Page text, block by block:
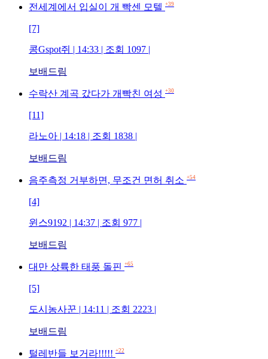
전세계에서 입실이 개 빡센 모텔 +39
[7]
콩Gspot쥐 | 14:33 | 조회 1097 |
보배드림
수락산 계곡 갔다가 개빡친 여성 +30
[11]
라노아 | 14:18 | 조회 1838 |
보배드림
음주측정 거부하면, 무조건 면허 취소 +54
[4]
윈스9192 | 14:37 | 조회 977 |
보배드림
대만 상륙한 태풍 돌핀 +65
[5]
도시농사꾼 | 14:11 | 조회 2223 |
보배드림
털레반들 보거라!!!!! +22